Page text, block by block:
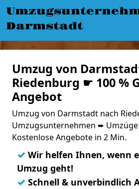
Darmstadt
Umzug von
Riedenburg ☛ 100 %
Angebot
Umzug von Darmstadt nach
Umzugsunternehmen ➨ Umzüge
Kostenlose Angebote in 2 Min.
✓ Wir helfen Ihnen, wenn
Umzug geht!
✓ Schnell & unverbindlich